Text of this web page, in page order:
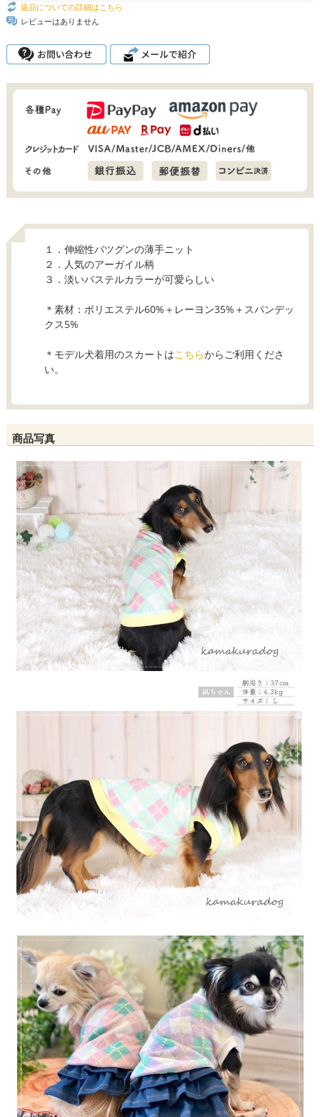
返品についての詳細はこちら
レビューはありません
１．伸縮性バツグンの薄手ニット
２．人気のアーガイル柄
３．淡いパステルカラーが可愛らしい
＊素材：ポリエステル60%＋レーヨン35%＋スパンデッ
クス5%
＊モデル犬着用のスカートはこちらからご利用くださ
い。
商品写真